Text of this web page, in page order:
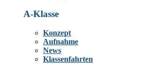
A-Klasse
Konzept
Aufnahme
News
Klassenfahrten